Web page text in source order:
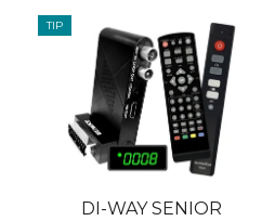
TIP
DI-WAY SENIOR